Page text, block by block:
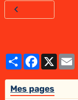
PartagerFacebook
Mes pages